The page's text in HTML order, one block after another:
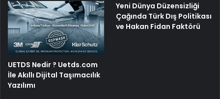
UETDS Nedir ? Uetds.com
İle Akıllı Dijital Taşımacılık
Yazılımı
Yeni Dünya Düzensizliği
Çağında Türk Dış Politikası
ve Hakan Fidan Faktörü